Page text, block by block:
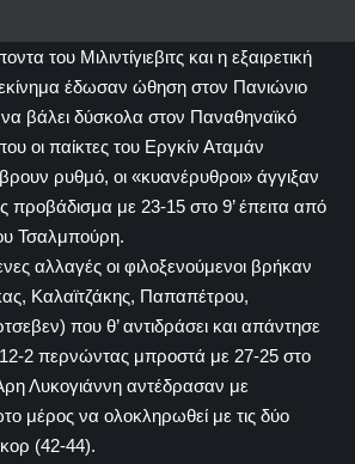
του Μιλιντίγιεβιτς και η εξαιρετική
έδωσαν ώθηση στον Πανιώνιο
βάλει δύσκολα στον Παναθηναϊκό
οι παίκτες του Εργκίν Αταμάν
ρυθμό, οι «κυανέρυθροι» άγγιξαν
προβάδισμα με 23-15 στο 9’ έπειτα από
Τσαλμπούρη.
αλλαγές οι φιλοξενούμενοι βρήκαν
Καλαϊτζάκης, Παπαπέτρου,
που θ’ αντιδράσει και απάντησε
2 περνώντας μπροστά με 27-25 στο
Λυκογιάννη αντέδρασαν με
μέρος να ολοκληρωθεί με τις δύο
(42-44).